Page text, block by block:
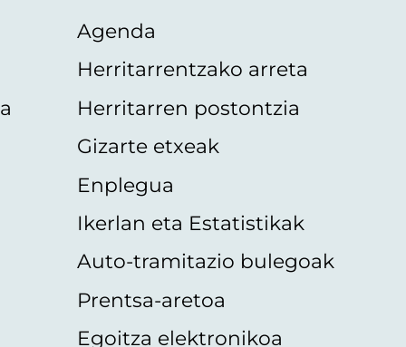
Agenda
Herritarrentzako arreta
Herritarren postontzia
Gizarte etxeak
Enplegua
Ikerlan eta Estatistikak
Auto-tramitazio bulegoak
Prentsa-aretoa
Egoitza elektronikoa